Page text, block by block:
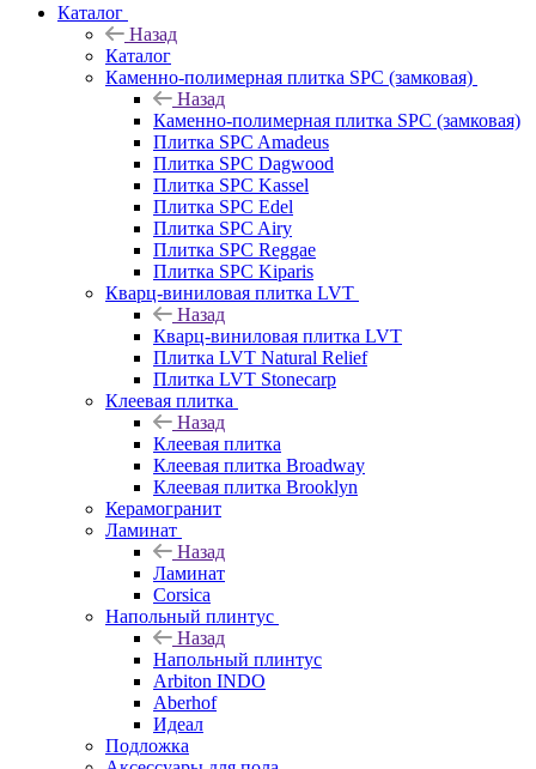
Каталог
Назад
Каталог
Каменно-полимерная плитка SPC (замковая)
Назад
Каменно-полимерная плитка SPC (замковая)
Плитка SPC Amadeus
Плитка SPC Dagwood
Плитка SPC Kassel
Плитка SPC Edel
Плитка SPC Airy
Плитка SPC Reggae
Плитка SPC Kiparis
Кварц-виниловая плитка LVT
Назад
Кварц-виниловая плитка LVT
Плитка LVT Natural Relief
Плитка LVT Stonecarp
Клеевая плитка
Назад
Клеевая плитка
Клеевая плитка Broadway
Клеевая плитка Brooklyn
Керамогранит
Ламинат
Назад
Ламинат
Corsica
Напольный плинтус
Назад
Напольный плинтус
Arbiton INDO
Aberhof
Идеал
Подложка